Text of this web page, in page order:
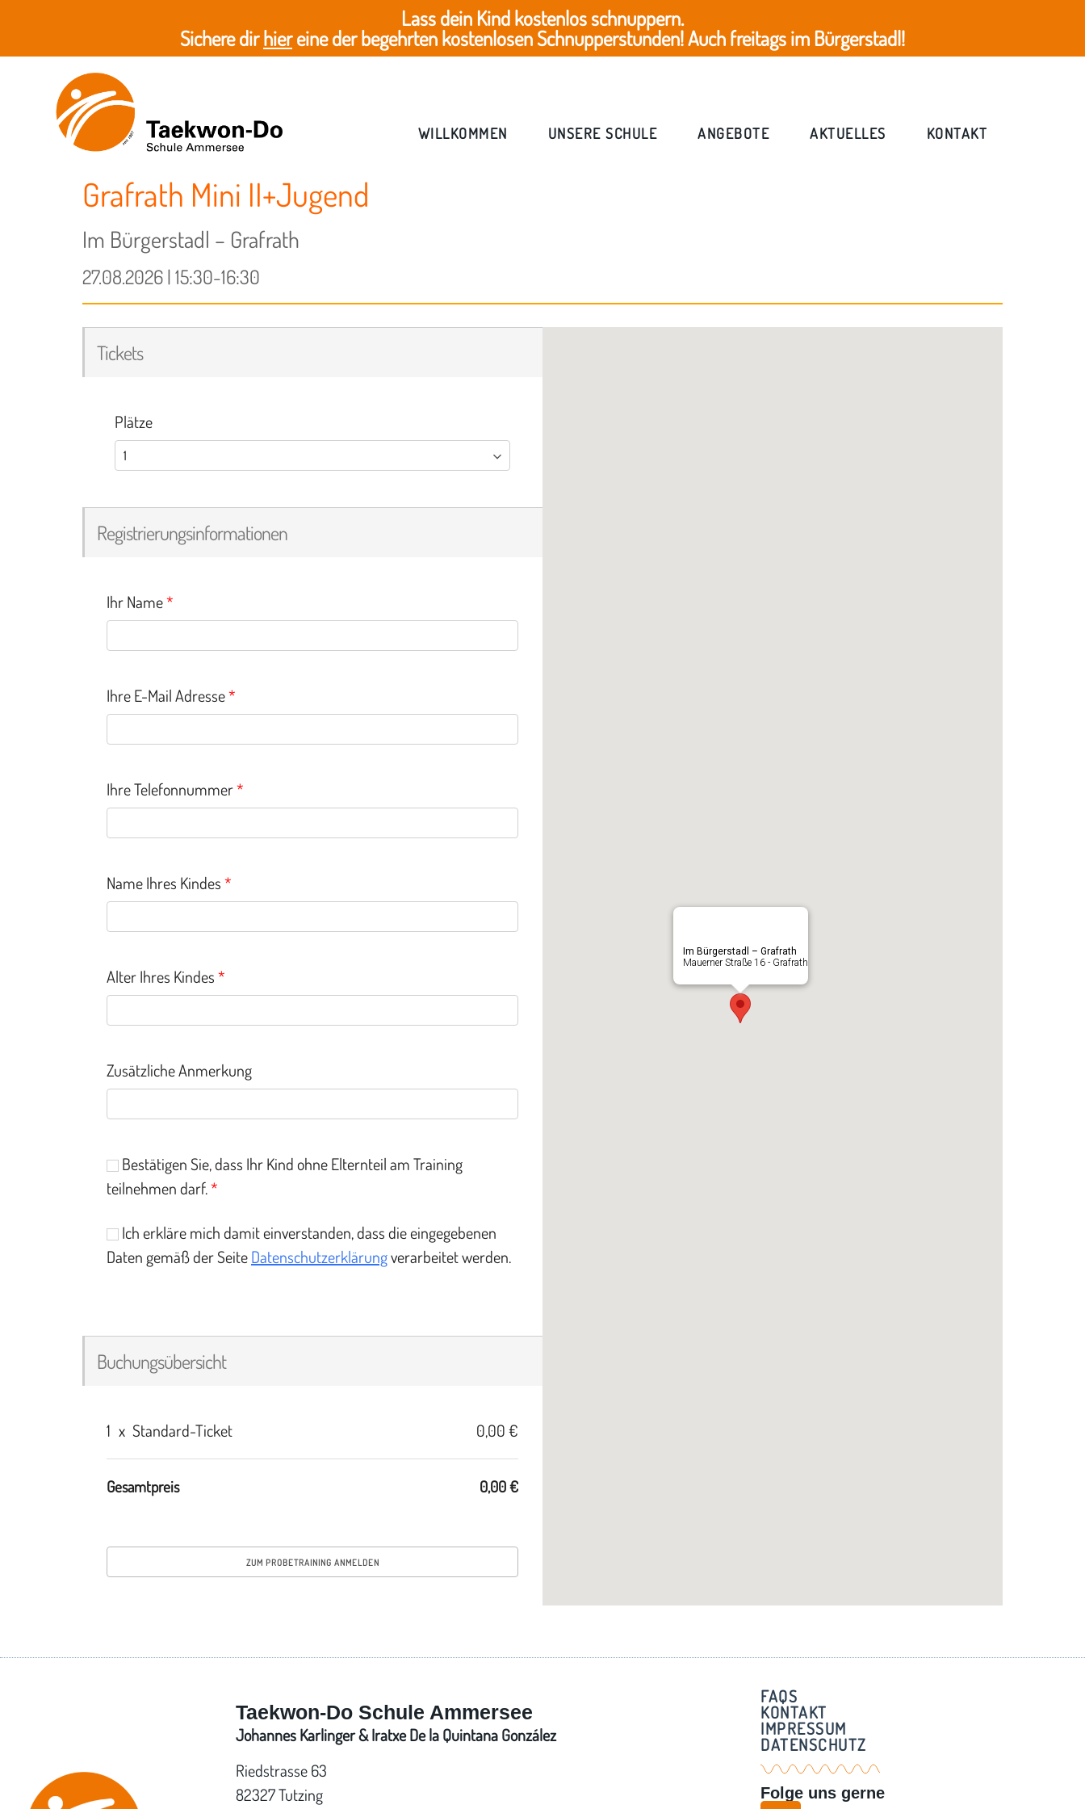
Lass dein Kind kostenlos schnuppern.
Sichere dirhiereine der begehrten kostenlosen Schnupperstunden! Auch freitags im Bürgerstadl!
WILLKOMMEN UNSERE SCHULE ANGEBOTE AKTUELLES KONTAKT
Grafrath Mini II+Jugend
Im Bürgerstadl – Grafrath
27.08.2026 | 15:30-16:30
Tickets
Plätze
Registrierungsinformationen
Ihr Name*
Ihre E-Mail Adresse*
Ihre Telefonnummer*
Name Ihres Kindes*
Alter Ihres Kindes*
Zusätzliche Anmerkung
Bestätigen Sie, dass Ihr Kind ohne Elternteil am Training
teilnehmen darf.*
Ich erkläre mich damit einverstanden, dass die eingegebenen
Daten gemäß der SeiteDatenschutzerklärungverarbeitet werden.
Buchungsübersicht
1 x Standard-Ticket 0,00 €
Gesamtpreis 0,00 €
Im Bürgerstadl – Grafrath
Mauerner Straße 16 - Grafrath
Taekwon-Do Schule Ammersee
Johannes Karlinger & Iratxe De la Quintana González
Riedstrasse 63
82327 Tutzing
FAQS
KONTAKT
IMPRESSUM
DATENSCHUTZ
Folge uns gerne